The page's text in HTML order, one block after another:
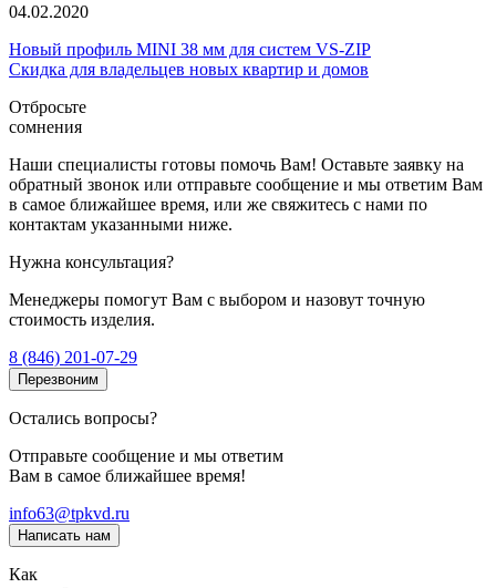
04.02.2020
Новый профиль MINI 38 мм для систем VS-ZIP
Скидка для владельцев новых квартир и домов
Отбросьте
сомнения
Наши специалисты готовы помочь Вам! Оставьте заявку на
обратный звонок или отправьте сообщение и мы ответим Вам
в самое ближайшее время, или же свяжитесь с нами по
контактам указанными ниже.
Нужна консультация?
Менеджеры помогут Вам с выбором и назовут точную
стоимость изделия.
8 (846) 201-07-29
Перезвоним
Остались вопросы?
Отправьте сообщение и мы ответим
Вам в самое ближайшее время!
info63@tpkvd.ru
Написать нам
Как